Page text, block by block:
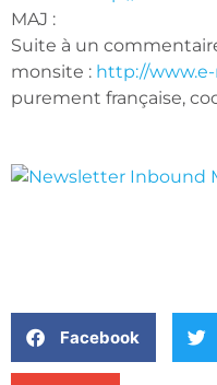
MAJ :
Suite à un
monsite : http://
purement française,
Facebook